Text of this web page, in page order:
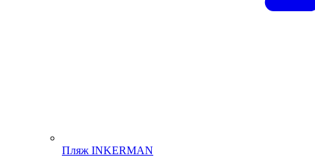
Пляж INKERMAN